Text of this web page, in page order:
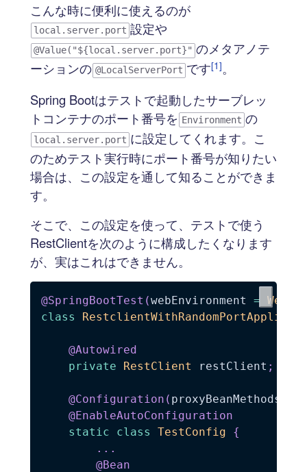
こんな時に便利に使えるのが
local.server.port 設定や
@Value("${local.server.port}" のメタアノテ
ーションの @LocalServerPort です[1]。
Spring Bootはテストで起動したサーブレッ
トコンテナのポート番号を Environment の
local.server.port に設定してくれます。こ
のためテスト実行時にポート番号が知りたい
場合は、この設定を通して知ることができま
す。
そこで、この設定を使って、テストで使う
RestClientを次のように構成したくなります
が、実はこれはできません。
@SpringBootTest (webEnvironment =
class
@Autowired
private
RestClient restClient ;
@Configuration ( proxyBeanMethods
@EnableAutoConfiguration
static
class TestConfig
{
. . .
@Bean